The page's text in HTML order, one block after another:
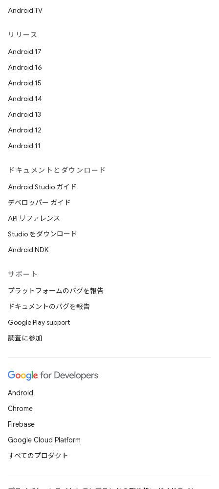
Android TV
リリース
Android 17
Android 16
Android 15
Android 14
Android 13
Android 12
Android 11
ドキュメントとダウンロード
Android Studio ガイド
デベロッパー ガイド
API リファレンス
Studio をダウンロード
Android NDK
サポート
プラットフォームのバグを報告
ドキュメントのバグを報告
Google Play support
調査に参加
Android
Chrome
Firebase
Google Cloud Platform
すべてのプロダクト